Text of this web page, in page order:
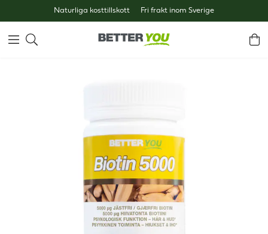
Naturliga kosttillskott Fri frakt inom Sverige